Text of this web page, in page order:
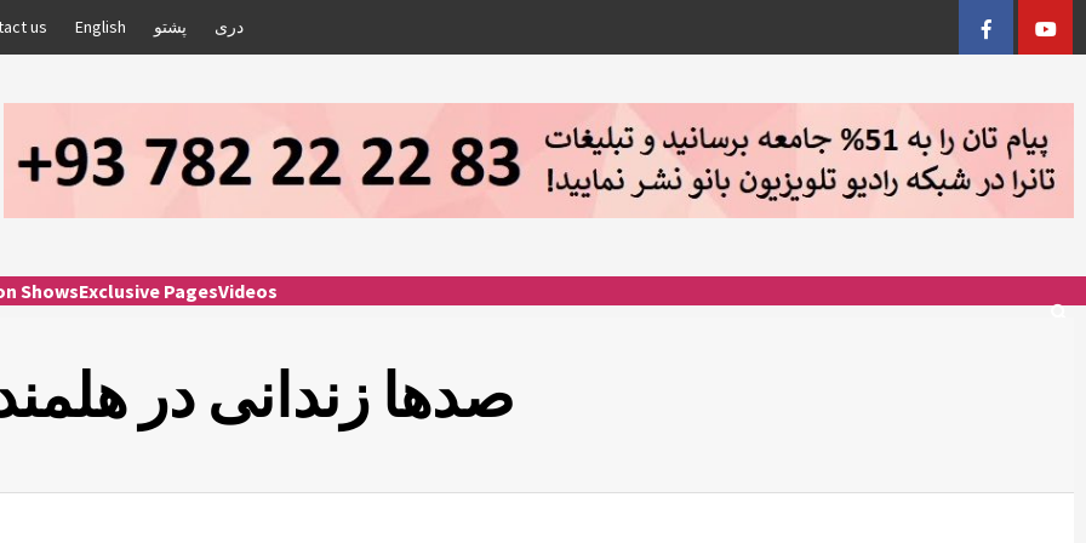
us English پشتو دری Facebook
ShowsExclusive PagesVideos
صدها زندانی در